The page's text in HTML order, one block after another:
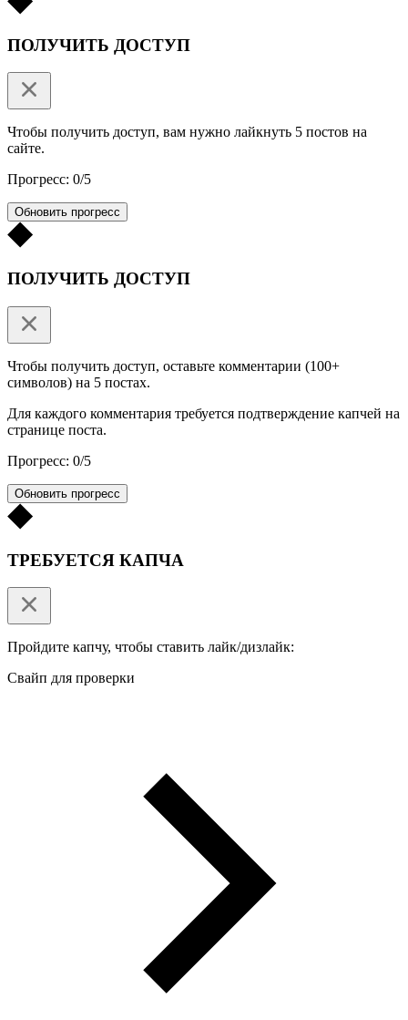
ПОЛУЧИТЬ ДОСТУП
Чтобы получить доступ, вам нужно лайкнуть 5 постов на
сайте.
Прогресс: 0/5
Обновить прогресс
ПОЛУЧИТЬ ДОСТУП
Чтобы получить доступ, оставьте комментарии (100+
символов) на 5 постах.
Для каждого комментария требуется подтверждение капчей на
странице поста.
Прогресс: 0/5
Обновить прогресс
ТРЕБУЕТСЯ КАПЧА
Пройдите капчу, чтобы ставить лайк/дизлайк:
Свайп для проверки